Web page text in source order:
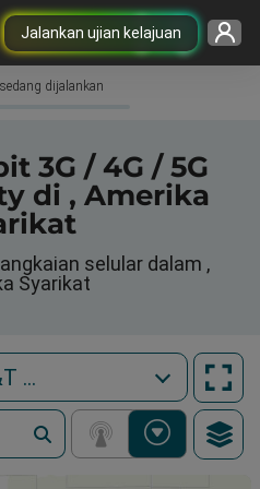
Jalankan ujian kelajuan
dijalankan
3G / 4G / 5G
di , Amerika
selular dalam ,
Syarikat
AT&T Mobility